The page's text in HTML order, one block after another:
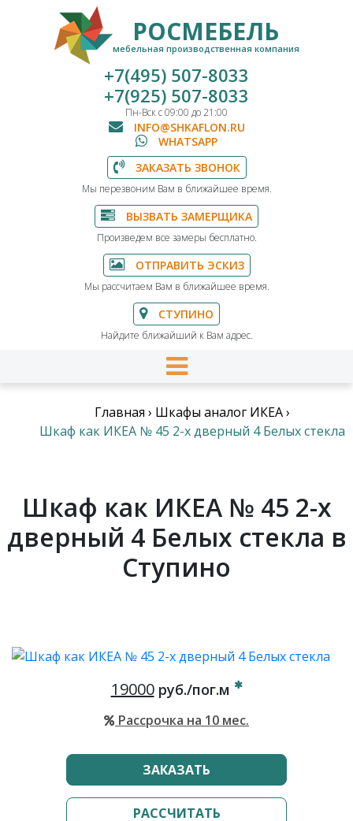
РОСМЕБЕЛЬ
мебельная производственная компания
+7(495) 507-8033
+7(925) 507-8033
Пн-Вск с 09:00 до 21:00
INFO@SHKAFLON.RU
WHATSAPP
ЗАКАЗАТЬ ЗВОНОК
Мы перезвоним Вам в ближайшее время.
ВЫЗВАТЬ ЗАМЕРЩИКА
Произведем все замеры бесплатно.
ОТПРАВИТЬ ЭСКИЗ
Мы рассчитаем Вам в ближайшее время.
СТУПИНО
Найдите ближайший к Вам адрес.
Главная › Шкафы аналог ИКЕА›
Шкаф как ИКЕА № 45 2-х дверный 4 Белых стекла
Шкаф как ИКЕА № 45 2-х
дверный 4 Белых стекла в
Ступино
19000руб./пог.м
Рассрочка на 10 мес.
ЗАКАЗАТЬ
РАССЧИТАТЬ